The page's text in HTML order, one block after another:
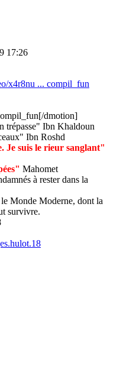
17:26
x4r8nu ... compil_fun
dmotion]
trépasse" Ibn Khaldoun
Ibn Roshd
Je suis le rieur sanglant"
Mahomet
à rester dans la
Monde Moderne, dont la
survivre.